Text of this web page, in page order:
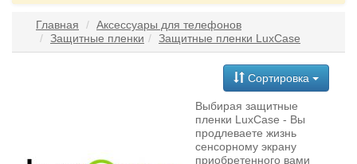
Главная
Аксессуары для телефонов
Защитные пленки
Защитные пленки LuxCase
Сортировка
Выбирая защитные
пленки LuxCase - Вы
продлеваете жизнь
сенсорному экрану
приобретенного вами